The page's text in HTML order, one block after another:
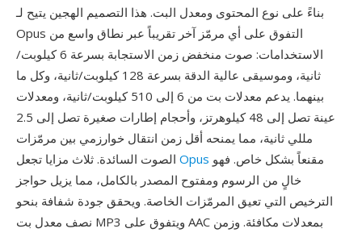
بناءً على نوع المحتوى ومعدل البت. هذا التصميم الهجين يتيح لـ
Opus التفوق على أي مرمّز آخر تقريباً عبر نطاق واسع من
الاستخدامات: صوت منخفض زمن الاستجابة بسرعة 6 كيلوبت/
ثانية، وموسيقى عالية الدقة بسرعة 128 كيلوبت/ثانية، وكل ما
بينهما. يدعم معدلات بت من 6 إلى 510 كيلوبت/ثانية، ومعدلات
عينة تصل إلى 48 كيلوهرتز، وأحجام إطارات صغيرة تصل إلى 2.5
مللي ثانية، مما يمنحه أقل زمن انتقال خوارزمي بين مرمّزات
Opus
خالٍ من الرسوم ومفتوح المصدر بالكامل، مما يزيل حواجز
الترخيص التي تعيق المرمّزات الخاصة. ويحقق جودة شفافة بنحو
نصف معدل بت MP3 ويتفوق على AAC بمعدلات مكافئة. وزمن